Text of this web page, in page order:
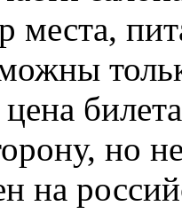
места,
билета
но
на